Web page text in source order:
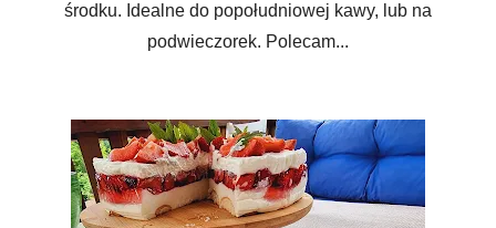
środku. Idealne do popołudniowej kawy, lub na
podwieczorek. Polecam...